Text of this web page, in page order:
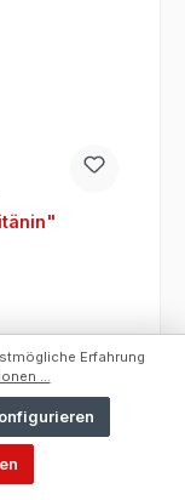
Sie sich
Erfahrung
...